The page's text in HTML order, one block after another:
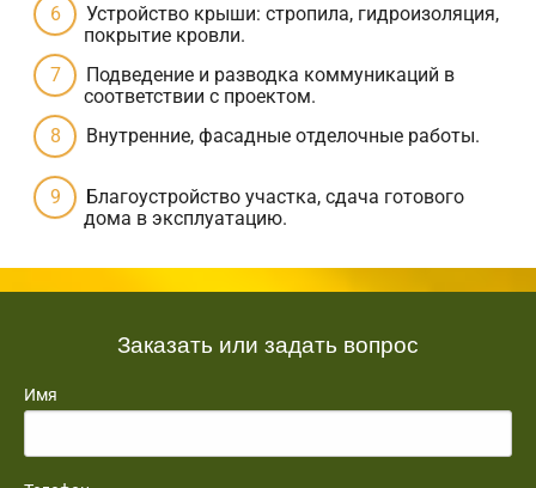
Устройство крыши: стропила, гидроизоляция,
покрытие кровли.
Подведение и разводка коммуникаций в
соответствии с проектом.
Внутренние, фасадные отделочные работы.
Благоустройство участка, сдача готового
дома в эксплуатацию.
Заказать или задать вопрос
Имя